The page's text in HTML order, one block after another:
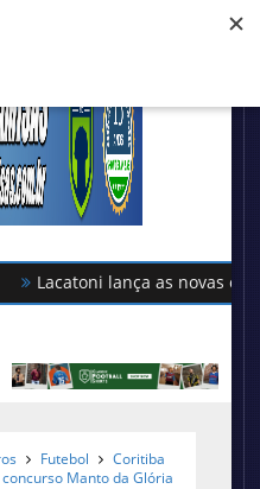
lança as novas camisas do
Futebol
Coritiba
Manto da Glória